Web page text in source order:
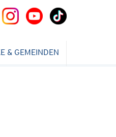
& GEMEINDEN